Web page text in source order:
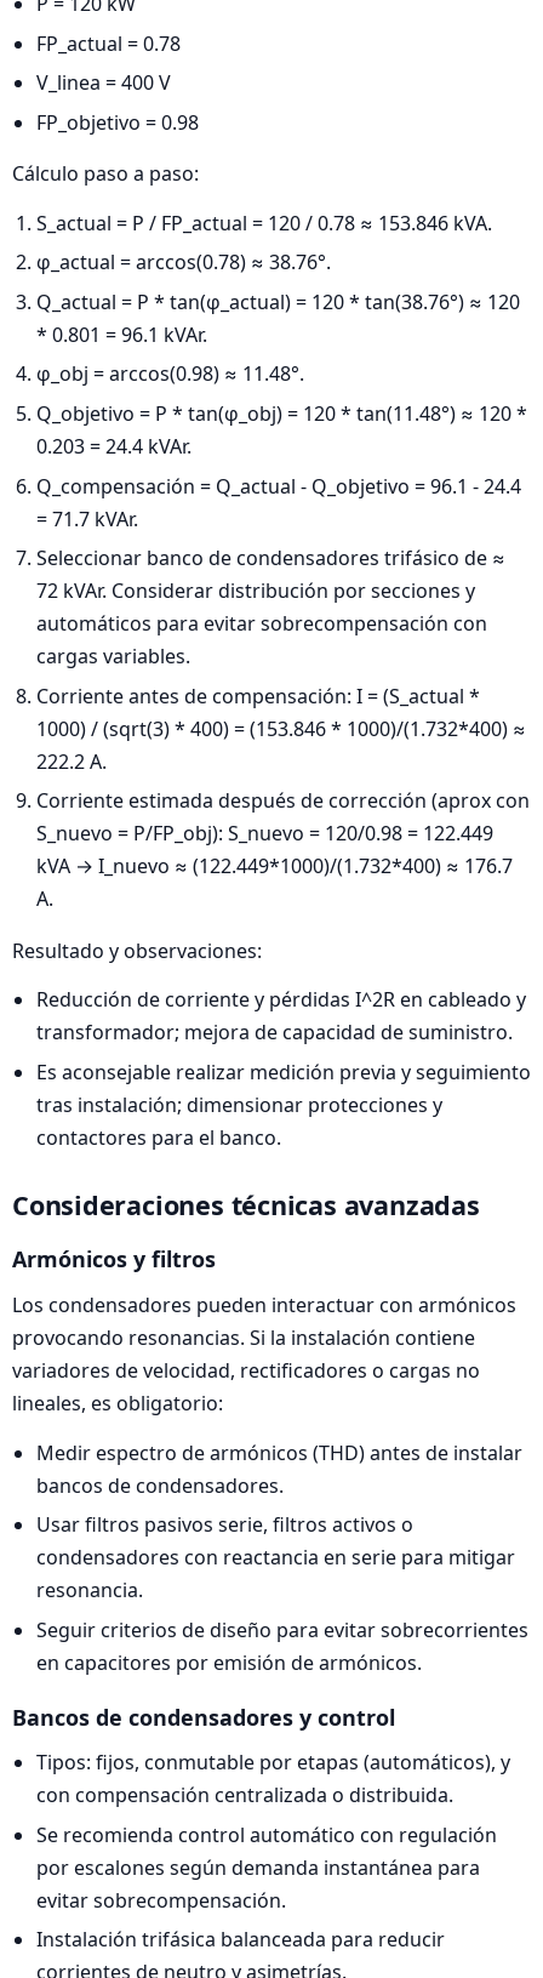
FP_actual = 0.78
V_linea = 400 V
FP_objetivo = 0.98
Cálculo paso a paso:
S_actual = P / FP_actual = 120 / 0.78 ≈ 153.846 kVA.
φ_actual = arccos(0.78) ≈ 38.76°.
Q_actual = P * tan(φ_actual) = 120 * tan(38.76°) ≈ 120
* 0.801 = 96.1 kVAr.
φ_obj = arccos(0.98) ≈ 11.48°.
Q_objetivo = P * tan(φ_obj) = 120 * tan(11.48°) ≈ 120 *
0.203 = 24.4 kVAr.
Q_compensación = Q_actual - Q_objetivo = 96.1 - 24.4
= 71.7 kVAr.
Seleccionar banco de condensadores trifásico de ≈
72 kVAr. Considerar distribución por secciones y
automáticos para evitar sobrecompensación con
cargas variables.
Corriente antes de compensación: I = (S_actual *
1000) / (sqrt(3) * 400) = (153.846 * 1000)/(1.732*400) ≈
222.2 A.
Corriente estimada después de corrección (aprox con
S_nuevo = P/FP_obj): S_nuevo = 120/0.98 = 122.449
kVA → I_nuevo ≈ (122.449*1000)/(1.732*400) ≈ 176.7
A.
Resultado y observaciones:
Reducción de corriente y pérdidas I^2R en cableado y
transformador; mejora de capacidad de suministro.
Es aconsejable realizar medición previa y seguimiento
tras instalación; dimensionar protecciones y
contactores para el banco.
Consideraciones técnicas avanzadas
Armónicos y filtros
Los condensadores pueden interactuar con armónicos
provocando resonancias. Si la instalación contiene
variadores de velocidad, rectificadores o cargas no
lineales, es obligatorio:
Medir espectro de armónicos (THD) antes de instalar
bancos de condensadores.
Usar filtros pasivos serie, filtros activos o
condensadores con reactancia en serie para mitigar
resonancia.
Seguir criterios de diseño para evitar sobrecorrientes
en capacitores por emisión de armónicos.
Bancos de condensadores y control
Tipos: fijos, conmutable por etapas (automáticos), y
con compensación centralizada o distribuida.
Se recomienda control automático con regulación
por escalones según demanda instantánea para
evitar sobrecompensación.
Instalación trifásica balanceada para reducir
corrientes de neutro y asimetrías.